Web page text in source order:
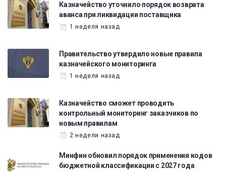
Казначейство уточнило порядок возврата
аванса при ликвидации поставщика
1 неделя назад
Правительство утвердило новые правила
казначейского мониторинга
1 неделя назад
Казначейство сможет проводить
контрольный мониторинг заказчиков по
новым правилам
2 недели назад
Минфин обновил порядок применения кодов
бюджетной классификации с 2027 года